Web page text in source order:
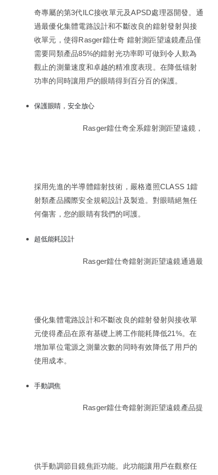
奇專屬的第3代ILC接收單元及APSD處理器開發。通
過最優化集體電路設計和不斷改良的鐳射發射與接
收單元，使得Rasger鐳仕奇 鐳射測距望遠鏡產品僅
需要同類產品85%的鐳射光功率即可做到令人歎為
觀止的測量速度和卓越的精准度表現。在降低镭射
功率的同時讓用戶的眼睛得到百分百的保護。
保護眼睛，安全放心
Rasger鐳仕奇全系鐳射測距望遠鏡，
採用先進的半導體鐳射技術，嚴格遵照CLASS 1鐳
射類產品國際安全規範設計及製造。對眼睛絕無任
何傷害，您的眼睛有我們的呵護。
超低能耗設計
Rasger鐳仕奇鐳射測距望遠鏡通過最
優化集體電路設計和不斷改良的鐳射發射與接收單
元使得產品在原有基礎上將工作能耗降低21%。在
增加單位電源之測量次數的同時有效降低了用戶的
使用成本。
手動調焦
Rasger鐳仕奇鐳射測距望遠鏡產品提
供手動調節目鏡焦距功能。此功能讓用戶在觀察任